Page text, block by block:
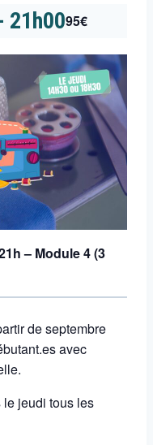
21h0095€
– Module 4 (3
de septembre
avec
jeudi tous les